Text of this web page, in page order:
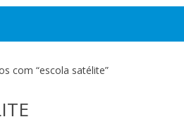
com “escola satélite”